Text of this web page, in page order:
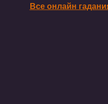
Все онлайн